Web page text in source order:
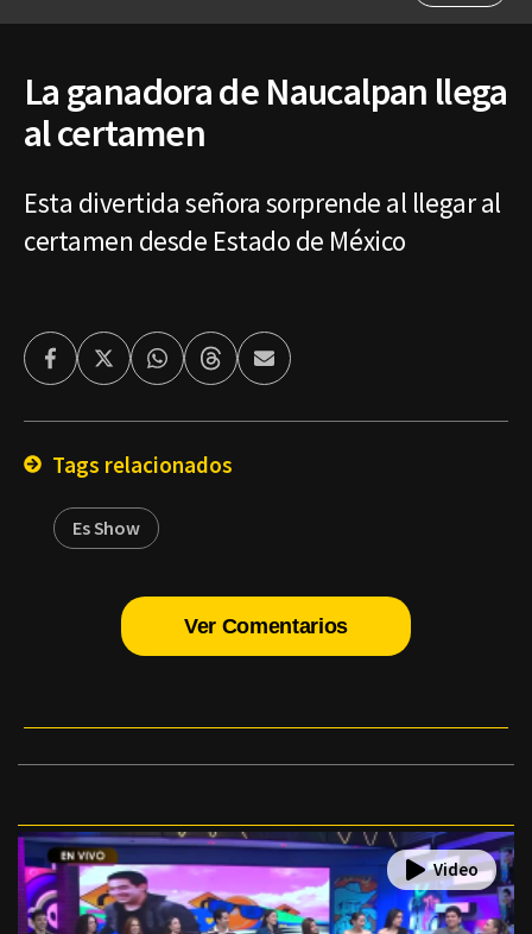
La ganadora de Naucalpan llega
al certamen
Esta divertida señora sorprende al llegar al
certamen desde Estado de México
FacebookTwitterWhatsappThreadsEnviar
por
Tags relacionados
Es Show
Ver Comentarios